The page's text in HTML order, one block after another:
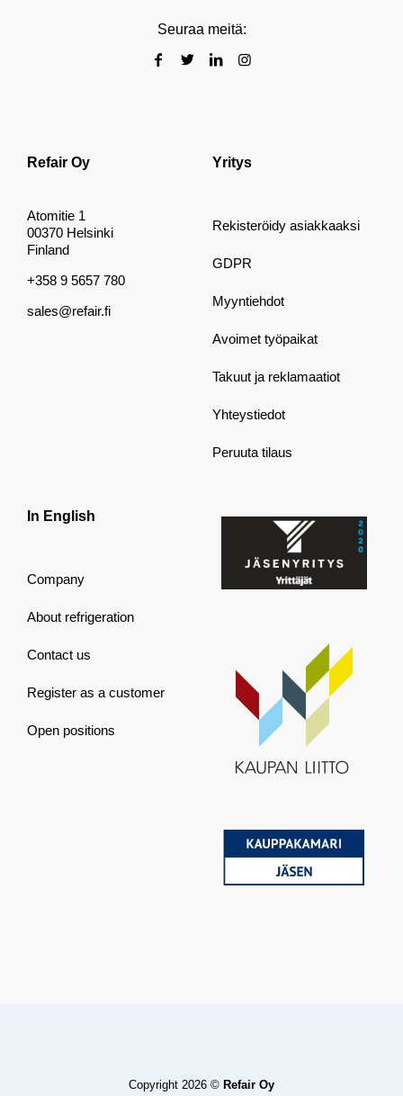
Seuraa meitä:
Refair Oy
Atomitie 1
00370 Helsinki
Finland
+358 9 5657 780
sales@refair.fi
Yritys
Rekisteröidy asiakkaaksi
GDPR
Myyntiehdot
Avoimet työpaikat
Takuut ja reklamaatiot
Yhteystiedot
Peruuta tilaus
In English
Company
About refrigeration
Contact us
Register as a customer
Open positions
Copyright 2026 © Refair Oy